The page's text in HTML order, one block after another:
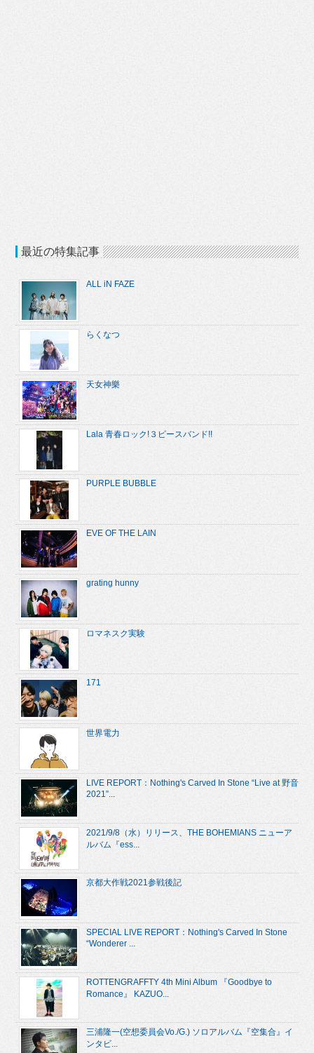
最近の特集記事
ALL iN FAZE
らくなつ
天女神樂
Lala 青春ロック!３ピースバンド!!
PURPLE BUBBLE
EVE OF THE LAIN
grating hunny
ロマネスク実験
171
世界電力
LIVE REPORT：Nothing's Carved In Stone “Live at 野音
2021”...
2021/9/8（水）リリース、THE BOHEMIANS ニューア
ルバム『ess...
京都大作戦2021参戦後記
SPECIAL LIVE REPORT：Nothing's Carved In Stone
“Wonderer ...
ROTTENGRAFFTY 4th Mini Album 『Goodbye to
Romance』 KAZUO...
三浦隆一(空想委員会Vo./G.) ソロアルバム『空集合』イ
ンタビ...